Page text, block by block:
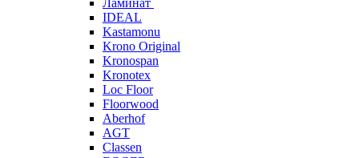
Ламинат
IDEAL
Kastamonu
Krono Original
Kronospan
Kronotex
Loc Floor
Floorwood
Aberhof
AGT
Classen